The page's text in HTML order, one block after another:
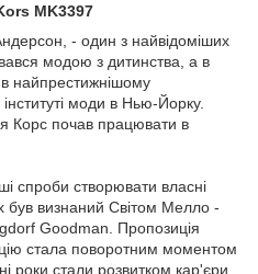
MK3397
- один з найвідоміших
модою з дитинства, а в
найпрестижнішому
моди в Нью-Йорку.
Корс почав працювати в
спроби створювати власні
був визнаний Світом Мелло -
Goodman. Пропозиція
стала поворотним моментом
роки стали розвитком кар'єри